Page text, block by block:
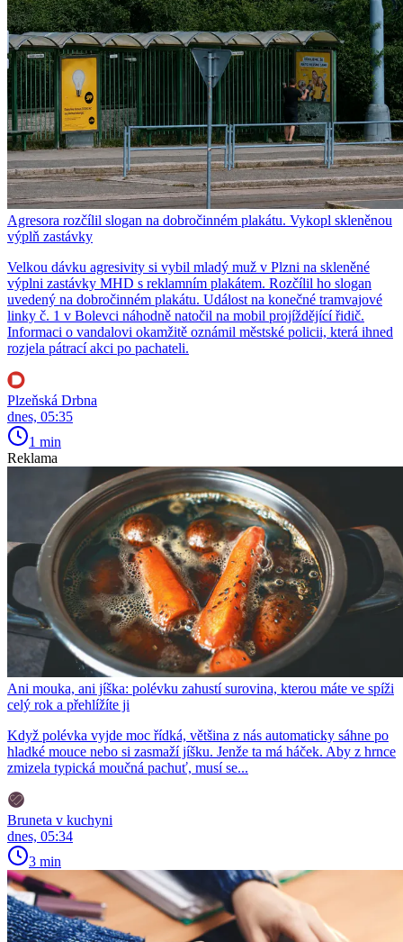
Agresora rozčílil slogan na dobročinném plakátu. Vykopl skleněnou
výplň zastávky
Velkou dávku agresivity si vybil mladý muž v Plzni na skleněné
výplni zastávky MHD s reklamním plakátem. Rozčílil ho slogan
uvedený na dobročinném plakátu. Událost na konečné tramvajové
linky č. 1 v Bolevci náhodně natočil na mobil projíždějící řidič.
Informaci o vandalovi okamžitě oznámil městské policii, která ihned
rozjela pátrací akci po pachateli.
Plzeňská Drbna
dnes, 05:35
1 min
Reklama
Ani mouka, ani jíška: polévku zahustí surovina, kterou máte ve spíži
celý rok a přehlížíte ji
Když polévka vyjde moc řídká, většina z nás automaticky sáhne po
hladké mouce nebo si zasmaží jíšku. Jenže ta má háček. Aby z hrnce
zmizela typická moučná pachuť, musí se...
Bruneta v kuchyni
dnes, 05:34
3 min